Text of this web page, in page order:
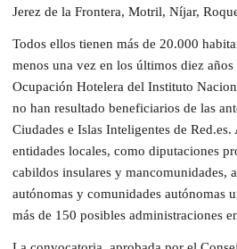
Jerez de la Frontera, Motril, Níjar,
Todos ellos tienen más de 20.000
menos una vez en los últimos diez años
Ocupación Hotelera del Instituto
no han resultado beneficiarios de las
Ciudades e Islas Inteligentes de Red.es.
entidades locales, como diputaciones
cabildos insulares y mancomunidades,
autónomas y comunidades autónomas
más de 150 posibles administraciones